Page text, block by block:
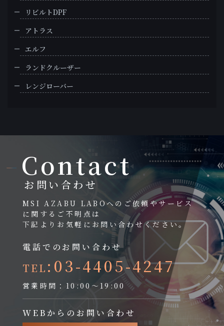
リビルトDPF
アトラス
エルフ
ランドクルーザー
レンジローバー
Contact
お問い合わせ
MSI AZABU LABOへのご依頼やサービス
に関するご不明点は
下記よりお気軽にお問い合わせください。
電話でのお問い合わせ
TEL :03-4405-4247
営業時間：10:00～19:00
WEBからのお問い合わせ